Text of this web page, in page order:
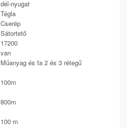
dél-nyugat
Tégla
Cserép
Sátortető
17200
van
Műanyag és fa 2 és 3 rétegű
100m
800m
100 m